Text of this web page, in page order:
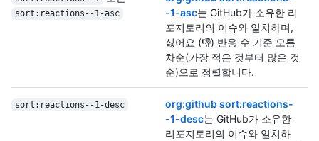
sort:reactions--1-asc
-1-asc는 GitHub가 소유한 리
포지토리의 이슈와 일치하며,
싫어요 (👎) 반응 수 기준 오름
차순(가장 적은 것부터 많은 것
순)으로 정렬합니다.
sort:reactions--1-desc
org:github sort:reactions-
-1-desc는 GitHub가 소유한
리포지토리의 이슈와 일치하